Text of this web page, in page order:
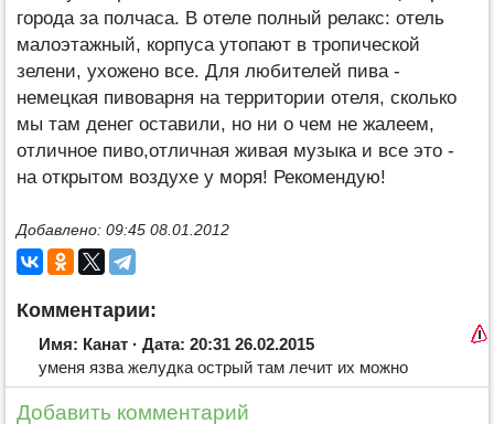
города за полчаса. В отеле полный релакс: отель
малоэтажный, корпуса утопают в тропической
зелени, ухожено все. Для любителей пива -
немецкая пивоварня на территории отеля, сколько
мы там денег оставили, но ни о чем не жалеем,
отличное пиво,отличная живая музыка и все это -
на открытом воздухе у моря! Рекомендую!
Добавлено: 09:45 08.01.2012
Комментарии:
Имя: Канат · Дата: 20:31 26.02.2015
уменя язва желудка острый там лечит их можно
Добавить комментарий